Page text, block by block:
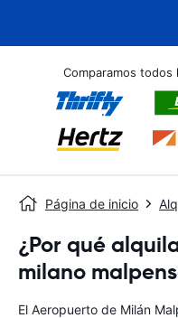
Comparamos
Página de inicio
¿Por qué
milano
El Aeropuerto de Milán